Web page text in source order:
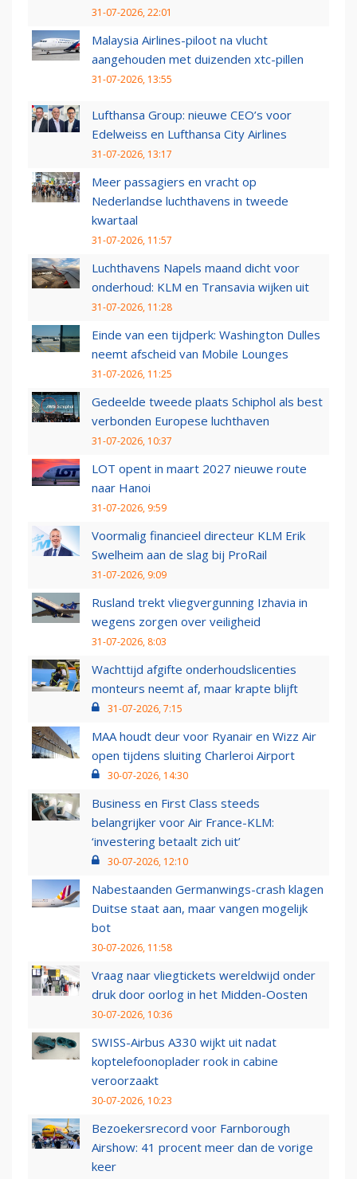
31-07-2026, 22:01
Malaysia Airlines-piloot na vlucht
aangehouden met duizenden xtc-pillen
31-07-2026, 13:55
Lufthansa Group: nieuwe CEO’s voor
Edelweiss en Lufthansa City Airlines
31-07-2026, 13:17
Meer passagiers en vracht op
Nederlandse luchthavens in tweede
kwartaal
31-07-2026, 11:57
Luchthavens Napels maand dicht voor
onderhoud: KLM en Transavia wijken uit
31-07-2026, 11:28
Einde van een tijdperk: Washington Dulles
neemt afscheid van Mobile Lounges
31-07-2026, 11:25
Gedeelde tweede plaats Schiphol als best
verbonden Europese luchthaven
31-07-2026, 10:37
LOT opent in maart 2027 nieuwe route
naar Hanoi
31-07-2026, 9:59
Voormalig financieel directeur KLM Erik
Swelheim aan de slag bij ProRail
31-07-2026, 9:09
Rusland trekt vliegvergunning Izhavia in
wegens zorgen over veiligheid
31-07-2026, 8:03
Wachttijd afgifte onderhoudslicenties
monteurs neemt af, maar krapte blijft
31-07-2026, 7:15
MAA houdt deur voor Ryanair en Wizz Air
open tijdens sluiting Charleroi Airport
30-07-2026, 14:30
Business en First Class steeds
belangrijker voor Air France-KLM:
‘investering betaalt zich uit’
30-07-2026, 12:10
Nabestaanden Germanwings-crash klagen
Duitse staat aan, maar vangen mogelijk
bot
30-07-2026, 11:58
Vraag naar vliegtickets wereldwijd onder
druk door oorlog in het Midden-Oosten
30-07-2026, 10:36
SWISS-Airbus A330 wijkt uit nadat
koptelefoonoplader rook in cabine
veroorzaakt
30-07-2026, 10:23
Bezoekersrecord voor Farnborough
Airshow: 41 procent meer dan de vorige
keer